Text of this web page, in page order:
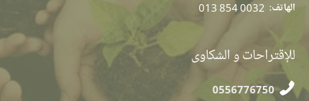
الهاتف: 013 854 0032
للإقتراحات و الشكاوى
0556776750